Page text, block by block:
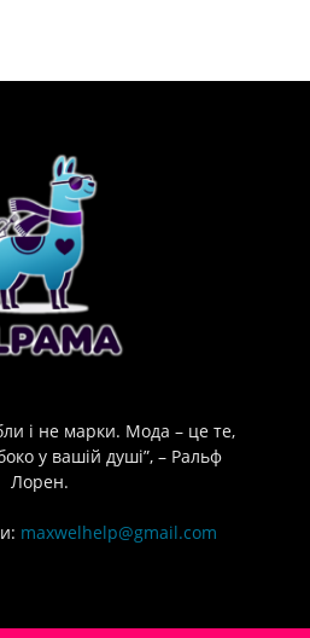
і не марки. Мода – це те,
у вашій душі”, – Ральф
Лорен.
maxwelhelp@gmail.com